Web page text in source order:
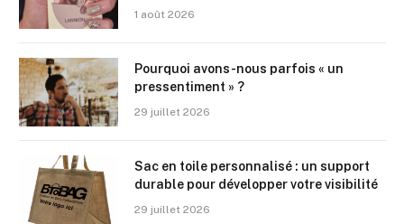
1 août 2026
Pourquoi avons-nous parfois « un
pressentiment » ?
29 juillet 2026
Sac en toile personnalisé : un support
durable pour développer votre visibilité
29 juillet 2026